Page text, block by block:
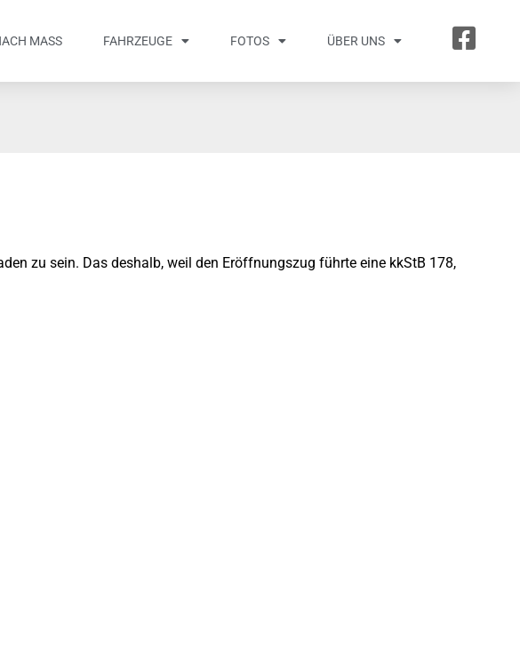
MASS FAHRZEUGE FOTOS ÜBER UNS
zu sein. Das deshalb, weil den Eröffnungszug führte eine kkStB 178,